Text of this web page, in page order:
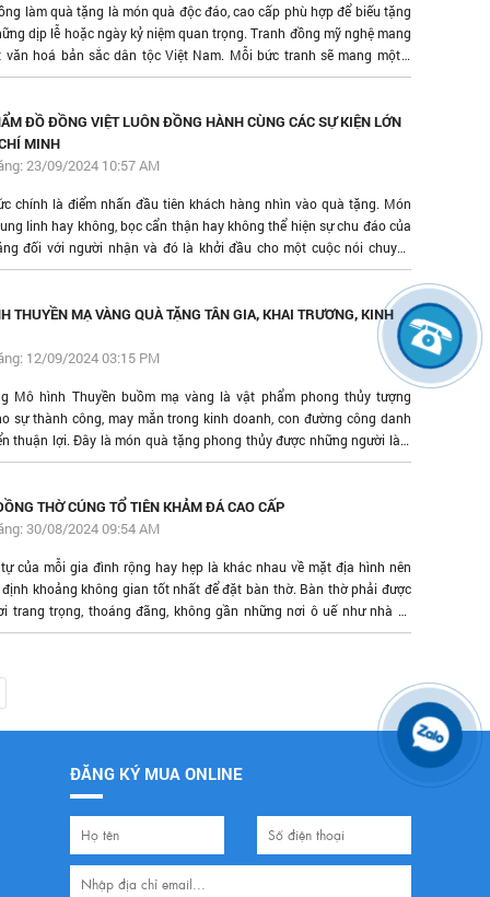
làm quà tặng là món quà độc đáo, cao cấp phù hợp để biếu tặng
dịp lễ hoặc ngày kỷ niệm quan trọng. Tranh đồng mỹ nghệ mang
văn hoá bản sắc dân tộc Việt Nam. Mỗi bức tranh sẽ mang một ý
nhau, thay cho lời chúc tốt đẹp nhất. Cùng Đồ Đồng Việt tìm hiểu
ĐỒ ĐỒNG VIỆT LUÔN ĐỒNG HÀNH CÙNG CÁC SỰ KIỆN LỚN
MINH
23/09/2024 10:57 AM
chính là điểm nhấn đầu tiên khách hàng nhìn vào quà tặng. Món
linh hay không, bọc cẩn thận hay không thể hiện sự chu đáo của
đối với người nhận và đó là khởi đầu cho một cuộc nói chuyện
tiếp theo.
THUYỀN MẠ VÀNG QUÀ TẶNG TÂN GIA, KHAI TRƯƠNG, KINH
12/09/2024 03:15 PM
Mô hình Thuyền buồm mạ vàng là vật phẩm phong thủy tượng
sự thành công, may mắn trong kinh doanh, con đường công danh
thuận lợi. Đây là món quà tặng phong thủy được những người làm
vô cùng yêu thích vì những ý nghĩa tốt đẹp mà nó mang lại.
THỜ CÚNG TỔ TIÊN KHẢM ĐÁ CAO CẤP
30/08/2024 09:54 AM
của mỗi gia đình rộng hay hẹp là khác nhau về mặt địa hình nên
khoảng không gian tốt nhất để đặt bàn thờ. Bàn thờ phải được
trang trọng, thoáng đãng, không gần những nơi ô uế như nhà vệ
ĐĂNG KÝ MUA ONLINE